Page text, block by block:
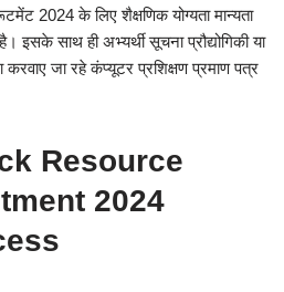
2024 के लिए शैक्षणिक योग्यता मान्यता
इसके साथ ही अभ्यर्थी सूचना प्रौद्योगिकी या
करवाए जा रहे कंप्यूटर प्रशिक्षण प्रमाण पत्र
Resource
2024